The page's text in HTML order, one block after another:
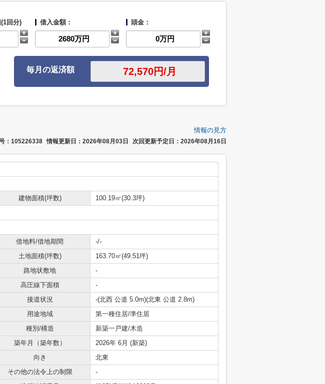
回分) 借入金額： 頭金：
毎月の返済額
情報の見方
：105226338 情報更新日：2026年08月03日 次回更新予定日：2026年08月16日
建物面積(坪数)
100.19㎡(30.3坪)
借地料/借地期間
-/-
土地面積(坪数)
163.70㎡(49.51坪)
路地状敷地
-
高圧線下面積
-
接道状況
-(北西 公道 5.0m)(北東 公道 2.8m)
用途地域
第一種住居/準住居
種別/構造
新築一戸建/木造
築年月（築年数）
2026年 6月 (新築)
向き
北東
その他の法令上の制限
-